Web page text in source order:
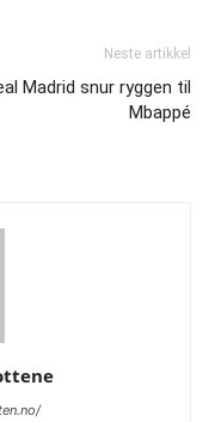
Neste artikkel
Madrid snur ryggen til
Mbappé